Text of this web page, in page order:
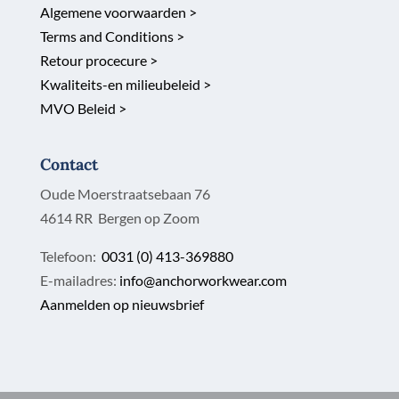
Algemene voorwaarden >
Terms and Conditions >
Retour procecure >
Kwaliteits-en milieubeleid >
MVO Beleid >
Contact
Oude Moerstraatsebaan 76
4614 RR Bergen op Zoom
Telefoon: 0031 (0) 413-369880
E-mailadres: info@anchorworkwear.com
Aanmelden op nieuwsbrief